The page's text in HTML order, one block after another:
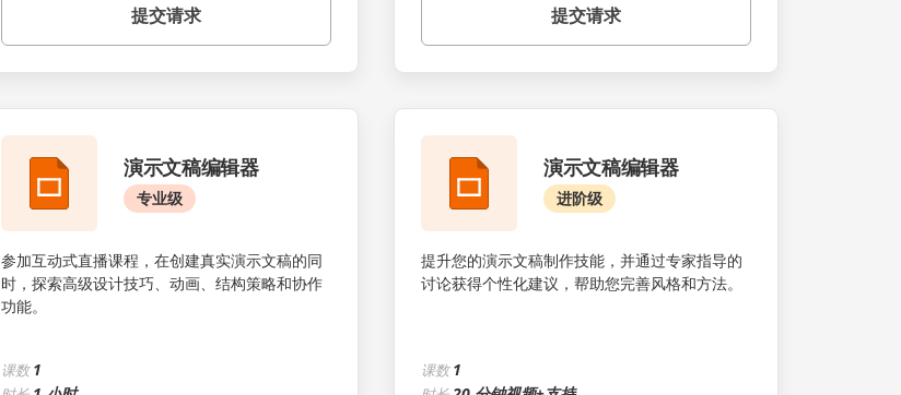
提交请求 提交请求
演示文稿编辑器
专业级
参加互动式直播课程，在创建真实演示文稿的同
时，探索高级设计技巧、动画、结构策略和协作
功能。
课数 1
演示文稿编辑器
进阶级
提升您的演示文稿制作技能，并通过专家指导的
讨论获得个性化建议，帮助您完善风格和方法。
课数 1